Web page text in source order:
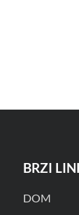
BRZI
DOM